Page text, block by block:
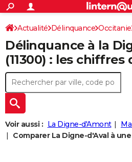
ACTUALITÉS
Politique
Société
Faits Divers
Education
Monde
Villes
+
SPORT
Coupe du monde 2026
Football
Tennis
Cyclisme
Rugby
Forum
Programme TV
TNT
Streaming
Cinéma
Sorties cinéma
Musique
+
FINANCE
Retraite
Impôts
Epargne
Immobilier
Risques naturels par ville
Banque
Assurance
Crédit
AUTO
Essais
Réserver un essai
Citadines
Berlines
SUV
Forum auto
+
HIGH-TECH
Mobiles
Meilleur smartphone
Internet
Ordinateurs
Jeux vidéo
Guide high-tech
BRICOLAGE
S'inscrire
Connexion
Actualité Délinquance Occitanie
Délinquance à la
(11300) : les
Voir aussi : La Digne-d'Amont
Comparer La Digne-d'Aval à